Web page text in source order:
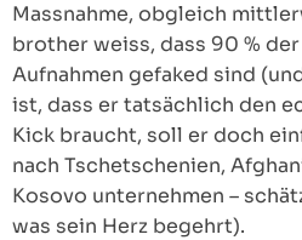
Massnahme, obgleich
brother weiss, dass 90 %
Aufnahmen gefaked sind
ist, dass er tatsächlich den
Kick braucht, soll er doch
nach Tschetschenien,
Kosovo unternehmen –
was sein Herz begehrt).